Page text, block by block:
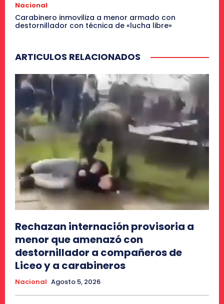
Nacional
Carabinero inmoviliza a menor armado con
destornillador con técnica de «lucha libre»
ARTICULOS RELACIONADOS
Rechazan internación provisoria a
menor que amenazó con
destornillador a compañeros de
Liceo y a carabineros
Nacional Agosto 5, 2026